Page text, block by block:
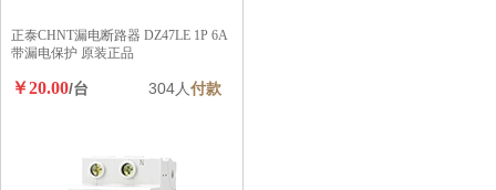
正泰CHNT漏电断路器 DZ47LE 1P 6A
带漏电保护 原装正品
￥20.00/台 304人付款